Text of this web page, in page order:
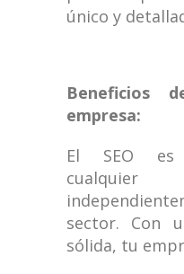
único y
Beneficios
empresa:
El SEO es
sector. Con
sólida, tu